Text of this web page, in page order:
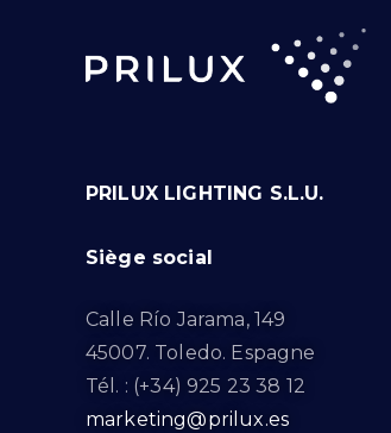
PRILUX LIGHTING S.L.U.
Siège social
Calle Río Jarama, 149
45007. Toledo. Espagne
Tél. : (+34) 925 23 38 12
marketing@prilux.es